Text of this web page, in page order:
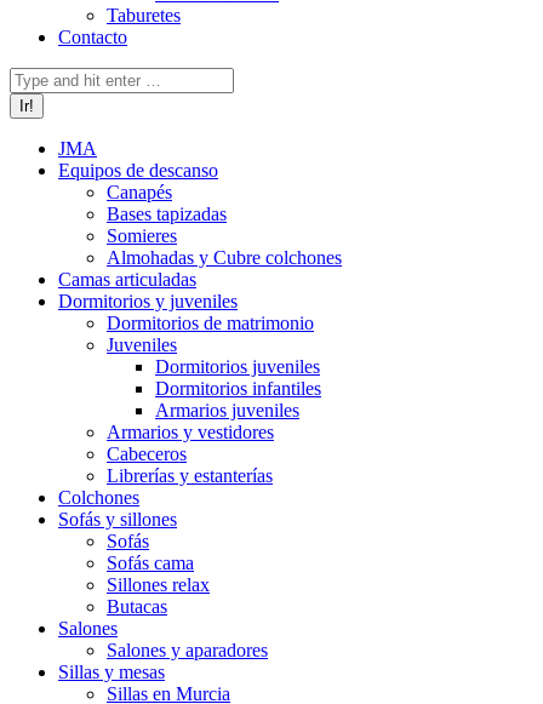
Taburetes
Contacto
Buscar:
JMA
Equipos de descanso
Canapés
Bases tapizadas
Somieres
Almohadas y Cubre colchones
Camas articuladas
Dormitorios y juveniles
Dormitorios de matrimonio
Juveniles
Dormitorios juveniles
Dormitorios infantiles
Armarios juveniles
Armarios y vestidores
Cabeceros
Librerías y estanterías
Colchones
Sofás y sillones
Sofás
Sofás cama
Sillones relax
Butacas
Salones
Salones y aparadores
Sillas y mesas
Sillas en Murcia